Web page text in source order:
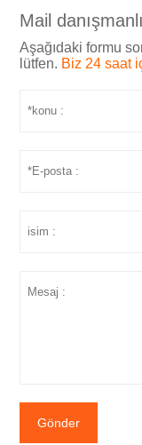
Mail
Aşağıdaki formu
lütfen. Biz 24 saat
Gönder